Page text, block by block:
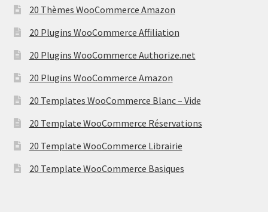
20 Thèmes WooCommerce Amazon
20 Plugins WooCommerce Affiliation
20 Plugins WooCommerce Authorize.net
20 Plugins WooCommerce Amazon
20 Templates WooCommerce Blanc – Vide
20 Template WooCommerce Réservations
20 Template WooCommerce Librairie
20 Template WooCommerce Basiques